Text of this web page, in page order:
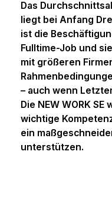
Alle
Business-
Coaching
Karriere-
yuii
Trainer-
Das
liegt bei Anfang
ist die
Fulltime-Job und
mit größeren
– auch wenn
Die NEW WORK
wichtige
ein
unterstützen.